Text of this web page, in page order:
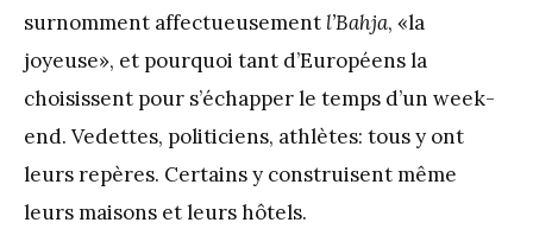
surnomment affectueusement l’Bahja, «la
joyeuse», et pourquoi tant d’Européens la
choisissent pour s’échapper le temps d’un week-
end. Vedettes, politiciens, athlètes: tous y ont
leurs repères. Certains y construisent même
leurs maisons et leurs hôtels.